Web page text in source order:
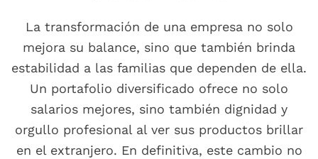
La transformación de una empresa no solo
mejora su balance, sino que también brinda
estabilidad a las familias que dependen de ella.
Un portafolio diversificado ofrece no solo
salarios mejores, sino también dignidad y
orgullo profesional al ver sus productos brillar
en el extranjero. En definitiva, este cambio no